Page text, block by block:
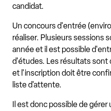
candidat.
Un concours d'entrée
réaliser. Plusieurs sessions
année et il est possible
d'études. Les résultats sont
et l'inscription doit être
liste d'attente.
Il est donc possible de